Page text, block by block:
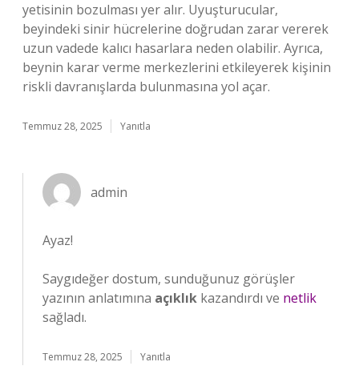
yetisinin bozulması yer alır. Uyuşturucular,
beyindeki sinir hücrelerine doğrudan zarar vererek
uzun vadede kalıcı hasarlara neden olabilir. Ayrıca,
beynin karar verme merkezlerini etkileyerek kişinin
riskli davranışlarda bulunmasına yol açar.
Temmuz 28, 2025 Yanıtla
admin
Ayaz!
Saygıdeğer dostum, sunduğunuz görüşler
yazının anlatımına açıklık kazandırdı ve netlik
sağladı.
Temmuz 28, 2025 Yanıtla